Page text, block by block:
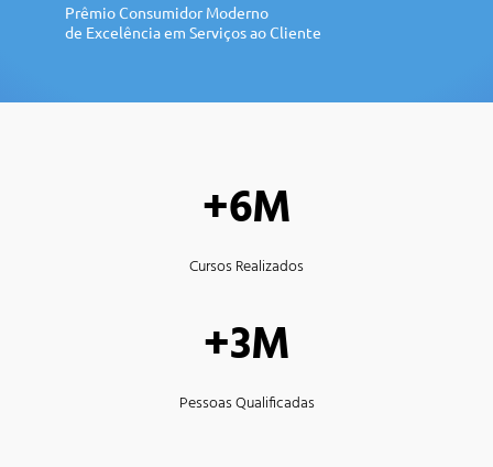
Prêmio Consumidor Moderno
de Excelência em Serviços ao Cliente
+6M
Cursos Realizados
+3M
Pessoas Qualificadas